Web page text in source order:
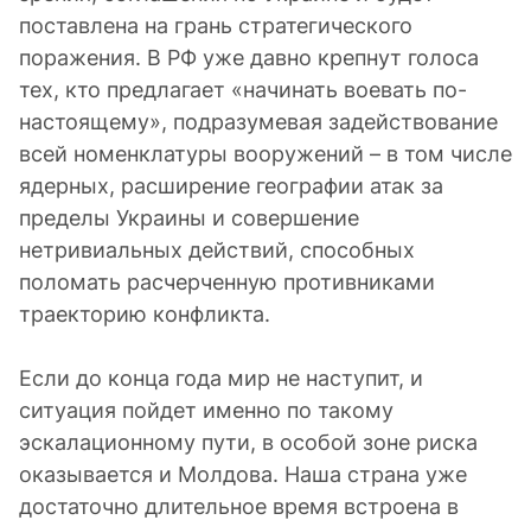
поставлена на грань стратегического
поражения. В РФ уже давно крепнут голоса
тех, кто предлагает «начинать воевать по-
настоящему», подразумевая задействование
всей номенклатуры вооружений – в том числе
ядерных, расширение географии атак за
пределы Украины и совершение
нетривиальных действий, способных
поломать расчерченную противниками
траекторию конфликта.
Если до конца года мир не наступит, и
ситуация пойдет именно по такому
эскалационному пути, в особой зоне риска
оказывается и Молдова. Наша страна уже
достаточно длительное время встроена в